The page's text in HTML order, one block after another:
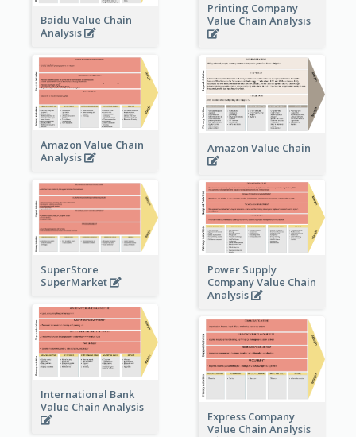
Printing Company
Value Chain Analysis
Baidu Value Chain
Analysis
Amazon Value Chain
Analysis
Amazon Value Chain
SuperStore
SuperMarket
Power Supply
Company Value Chain
Analysis
International Bank
Value Chain Analysis
Express Company
Value Chain Analysis